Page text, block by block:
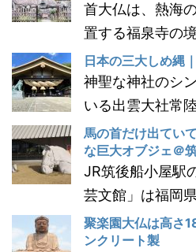
首大仏は、熱海
置する福泉寺の
日本の三大しめ縄
神聖な神社のシ
いる出雲大社常
馬の首だけ出てい
な巨大オブジェ＠
JR筑後船小屋駅
芸文館」は福岡
聚楽園大仏は高さ
ンクリート製